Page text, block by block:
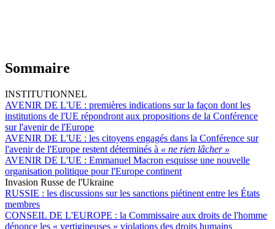
Sommaire
INSTITUTIONNEL
AVENIR DE L'UE : premières indications sur la façon dont les
institutions de l'UE répondront aux propositions de la Conférence
sur l'avenir de l'Europe
AVENIR DE L'UE : les citoyens engagés dans la Conférence sur
l'avenir de l'Europe restent déterminés à « ne rien lâcher »
AVENIR DE L'UE : Emmanuel Macron esquisse une nouvelle
organisation politique pour l'Europe continent
Invasion Russe de l'Ukraine
RUSSIE : les discussions sur les sanctions piétinent entre les États
membres
CONSEIL DE L'EUROPE : la Commissaire aux droits de l'homme
dénonce les « vertigineuses » violations des droits humains